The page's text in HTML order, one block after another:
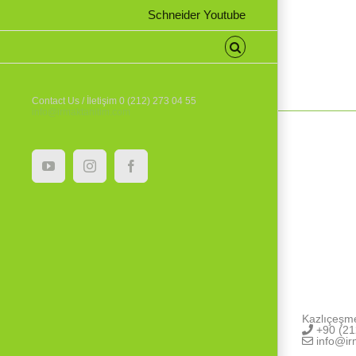
Schneider Youtube
Contact Us / İletişim 0 (212) 273 04 55
info@irmaktanitim.com
YouTubeInstagramFacebook
+90